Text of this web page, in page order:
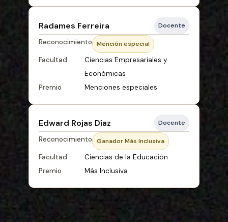
Radames Ferreira Docente
Reconocimiento Mención especial
Facultad
Ciencias Empresariales y
Económicas
Premio
Menciones especiales
Edward Rojas Díaz Docente
Reconocimiento Ganador Más Inclusiva
Facultad
Ciencias de la Educación
Premio
Más Inclusiva